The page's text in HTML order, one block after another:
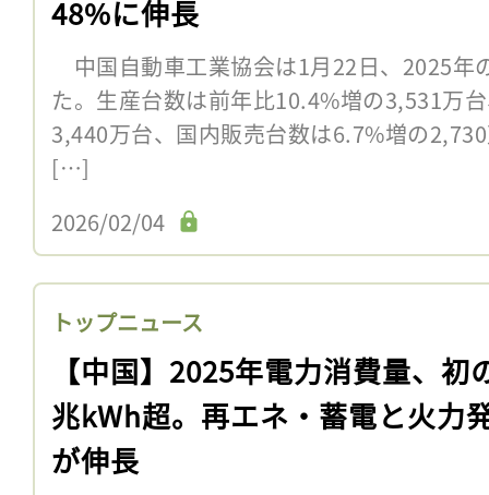
48%に伸長
中国自動車工業協会は1月22日、2025年
た。生産台数は前年比10.4%増の3,531万
3,440万台、国内販売台数は6.7%増の
[…]
2026/02/04
トップニュース
【中国】2025年電力消費量、初
兆kWh超。再エネ・蓄電と火力
が伸長